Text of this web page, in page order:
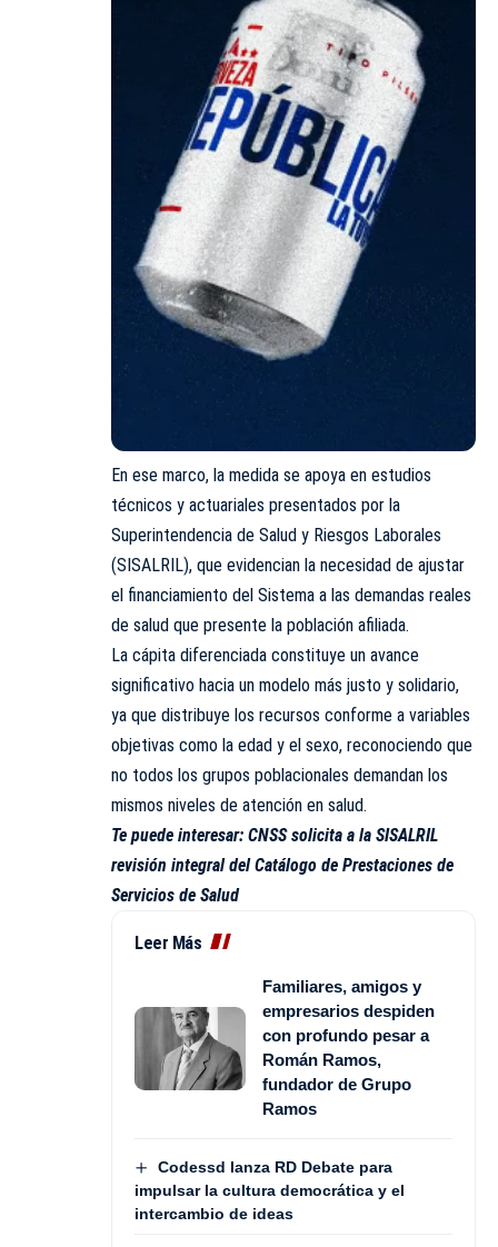
En ese marco, la medida se apoya en estudios
técnicos y actuariales presentados por la
Superintendencia de Salud y Riesgos Laborales
(SISALRIL), que evidencian la necesidad de ajustar
el financiamiento del Sistema a las demandas reales
de salud que presente la población afiliada.
La cápita diferenciada constituye un avance
significativo hacia un modelo más justo y solidario,
ya que distribuye los recursos conforme a variables
objetivas como la edad y el sexo, reconociendo que
no todos los grupos poblacionales demandan los
mismos niveles de atención en salud.
Te puede interesar: CNSS solicita a la SISALRIL
revisión integral del Catálogo de Prestaciones de
Servicios de Salud
Leer Más
Familiares, amigos y
empresarios despiden
con profundo pesar a
Román Ramos,
fundador de Grupo
Ramos
Codessd lanza RD Debate para
impulsar la cultura democrática y el
intercambio de ideas